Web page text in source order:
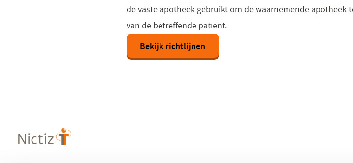
de vaste apotheek gebruikt om de waarnemende apotheek
van de betreffende patiënt.
Bekijk richtlijnen